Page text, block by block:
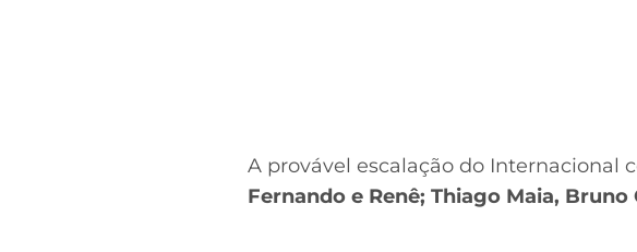
A provável escalação do Internacional
Fernando e Renê; Thiago Maia,